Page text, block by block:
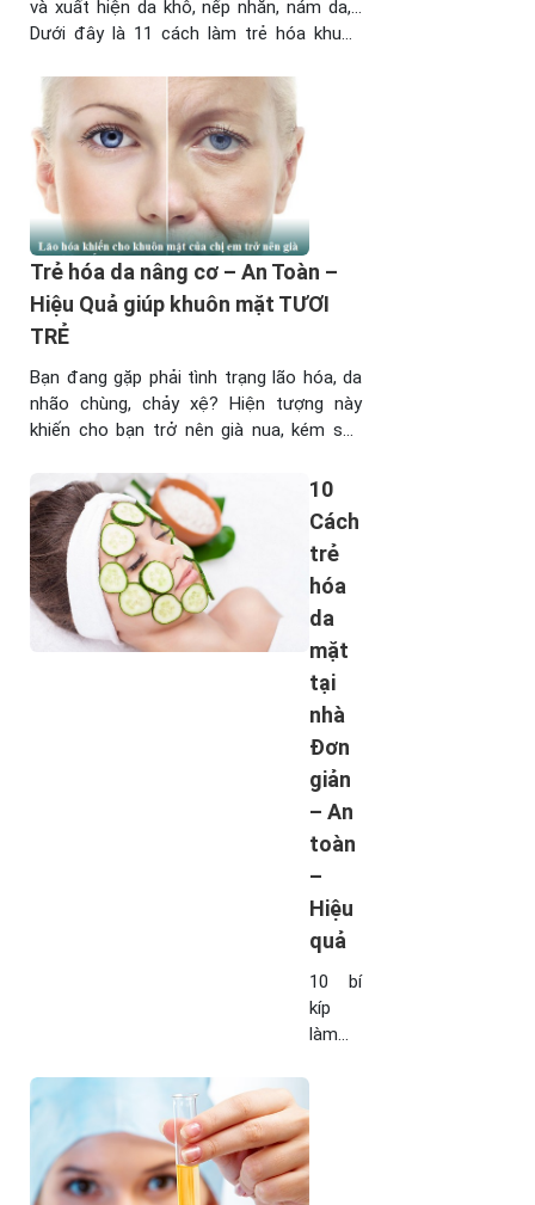
và xuất hiện da khô, nếp nhăn, nám da,…
Dưới đây là 11 cách làm trẻ hóa khuôn
bạn có thể thực hiện. 1/ Cách làm trẻ hóa
khuôn mặt bằng thay đổi kiểu tóc Cách ...
Trẻ hóa da nâng cơ – An Toàn –
Hiệu Quả giúp khuôn mặt TƯƠI
TRẺ
Bạn đang gặp phải tình trạng lão hóa, da
nhão chùng, chảy xệ? Hiện tượng này
khiến cho bạn trở nên già nua, kém sắc
phương pháp trẻ hóa da nâng cơ để khắc
phục những biểu hiện trên? Hãy cùng tìm
hiểu ngay qua bài ...
10
Cách
trẻ
hóa
da
mặt
tại
nhà
Đơn
giản
– An
toàn
–
Hiệu
quả
10 bí
kíp
làm